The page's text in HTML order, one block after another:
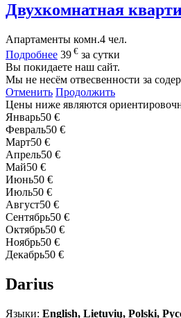
Двухкомнатная
Апартаменты комн.4 чел.
Подробнее 39 € за сутки
Вы покидаете наш сайт.
Мы не несём отвесвенности за
Отменить Продолжить
Цены ниже являются
Январь50 €
Февраль50 €
Март50 €
Апрель50 €
Май50 €
Июнь50 €
Июль50 €
Август50 €
Сентябрь50 €
Октябрь50 €
Ноябрь50 €
Декабрь50 €
Darius
Языки: English, Lietuvių, Polski,